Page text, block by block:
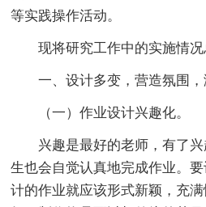
等实践操作活动。
现将研究工作中的实施情况
一、设计多变，营造氛围，
（一）作业设计兴趣化。
兴趣是最好的老师，有了兴
生也会自觉认真地完成作业。
计的作业就应该形式新颖，充